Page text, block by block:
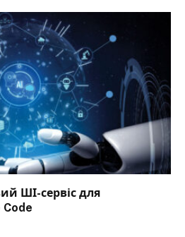
ШІ-сервіс для
Code